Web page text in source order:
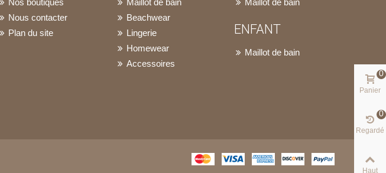
Nous contacter
Plan du site
Beachwear
Lingerie
Homewear
Accessoires
ENFANT
Maillot de bain
Panier
0
Regardé
0
Haut